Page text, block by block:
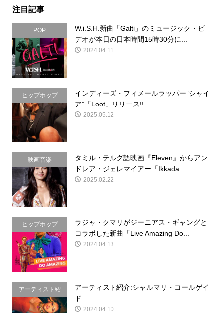
注目記事
POP
W.i.S.H.新曲「Galti」のミュージック・ビ
デオが本日の日本時間15時30分に...
2024.04.11
ヒップホップ
インディーズ・フィメールラッパー”シャイ
ア”「Loot」リリース!!
2025.05.12
映画音楽
タミル・テルグ語映画『Eleven』からアン
ドレア・ジェレマイアー「Ikkada ...
2025.02.22
ヒップホップ
ラジャ・クマリがジーニアス・ギャングと
コラボした新曲「Live Amazing Do...
2024.04.13
アーティスト紹
介
アーティスト紹介:シャルマリ・コールゲイ
ド
2024.04.10